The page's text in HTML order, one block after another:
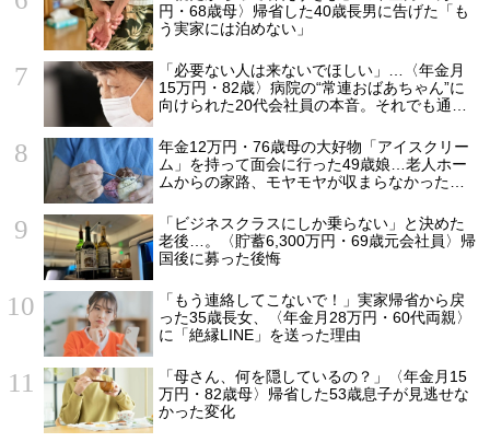
円・68歳母〉帰省した40歳長男に告げた「も
う実家には泊めない」
「必要ない人は来ないでほしい」…〈年金月
15万円・82歳〉病院の“常連おばあちゃん”に
向けられた20代会社員の本音。それでも通い
年金12万円・76歳母の大好物「アイスクリー
ム」を持って面会に行った49歳娘…老人ホー
ムからの家路、モヤモヤが収まらなかったワ
「ビジネスクラスにしか乗らない」と決めた
老後…。〈貯蓄6,300万円・69歳元会社員〉帰
国後に募った後悔
「もう連絡してこないで！」実家帰省から戻
った35歳長女、〈年金月28万円・60代両親〉
に「絶縁LINE」を送った理由
「母さん、何を隠しているの？」〈年金月15
万円・82歳母〉帰省した53歳息子が見逃せな
かった変化